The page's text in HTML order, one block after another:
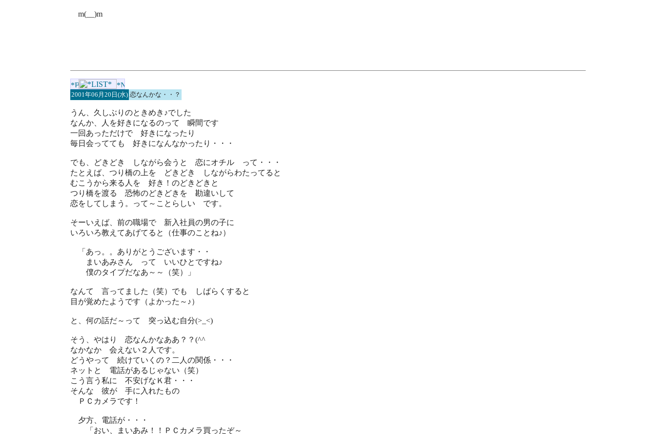
m(__)m
2001年06月20日(水) 恋なんかな・・？
うん、久しぶりのときめき♪でした
なんか、人を好きになるのって 瞬間です
一回あっただけで 好きになったり
毎日会ってても 好きになんなかったり・・・
でも、どきどき しながら会うと 恋にオチル って・・・
たとえば、つり橋の上を どきどき しながらわたってると
むこうから来る人を 好き！のどきどきと
つり橋を渡る 恐怖のどきどきを 勘違いして
恋をしてしまう。って～ことらしい です。
そーいえば、前の職場で 新入社員の男の子に
いろいろ教えてあげてると（仕事のことね♪）
「あっ。。ありがとうございます・・
まいあみさん って いいひとですね♪
僕のタイプだなあ～～（笑）」
なんて 言ってました（笑）でも しばらくすると
目が覚めたようです（よかった～♪）
と、何の話だ～って 突っ込む自分(>_<)
そう、やはり 恋なんかなああ？？(^^ゞ
なかなか 会えない２人です。
どうやって 続けていくの？二人の関係・・・
ネットと 電話があるじゃない（笑）
こう言う私に 不安げなＫ君・・・
そんな 彼が 手に入れたもの
ＰＣカメラです！
夕方、電話が・・・
「おい、まいあみ！！ＰＣカメラ買ったぞ～